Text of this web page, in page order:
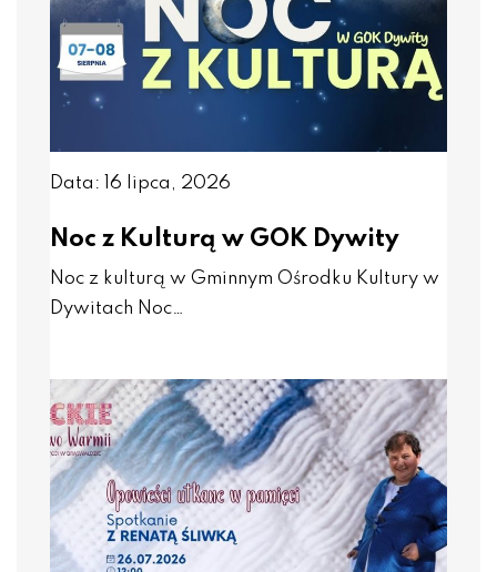
Data: 16 lipca, 2026
Noc z Kulturą w GOK Dywity
Noc z kulturą w Gminnym Ośrodku Kultury w
Dywitach Noc…